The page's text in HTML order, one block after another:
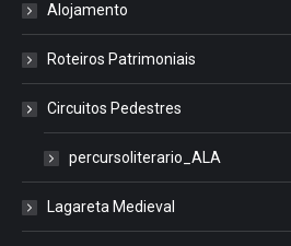
Alojamento
Roteiros Patrimoniais
Circuitos Pedestres
percursoliterario_ALA
Lagareta Medieval